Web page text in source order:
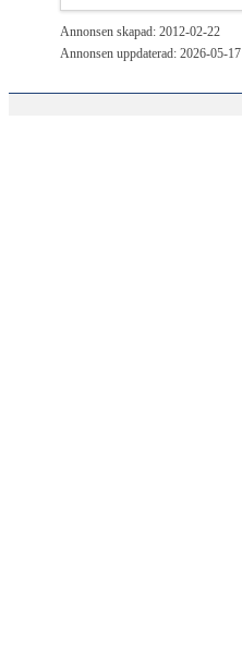
Annonsen skapad: 2012-02-22
Annonsen uppdaterad: 2026-05-17